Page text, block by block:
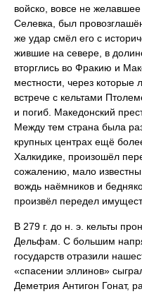
войско, вовсе не
Селевка, был
же удар смёл его с
жившие на севере, в
вторглись во Фракию и
местности, через которые
встрече с кельтами
и погиб. Македонский
Между тем страна была
крупных центрах ещё
Халкидике, произошёл
сожалению, мало
вождь наёмников и
произвёл передел
В 279 г. до н. э. кельты
Дельфам. С большим
государств отразили
«спасении эллинов»
Деметрия Антигон Гонат,